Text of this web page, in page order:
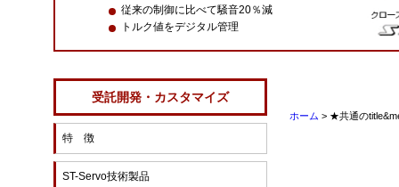
従来の制御に比べて騒音20％減
トルク値をデジタル管理
ホーム > ★共通の
受託開発・カスタマイズ
特 徴
ST-Servo技術製品